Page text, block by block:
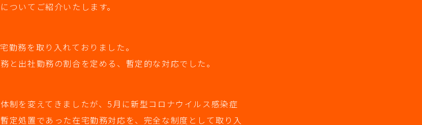
ついてご紹介いたします。
勤務を取り入れておりました。
出社勤務の割合を定める、暫定的な対応でした。
制を変えてきましたが、5月に新型コロナウイルス感染症
定処置であった在宅勤務対応を、完全な制度として取り入